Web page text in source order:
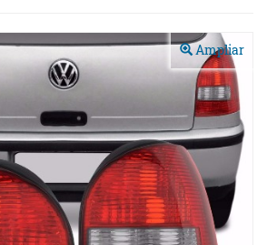
Ampliar